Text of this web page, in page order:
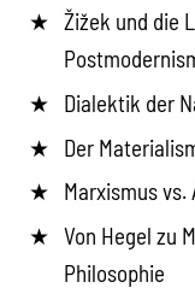
Žižek und die
Dialektik der
Der
Marxismus
Von Hegel zu
Philosophie